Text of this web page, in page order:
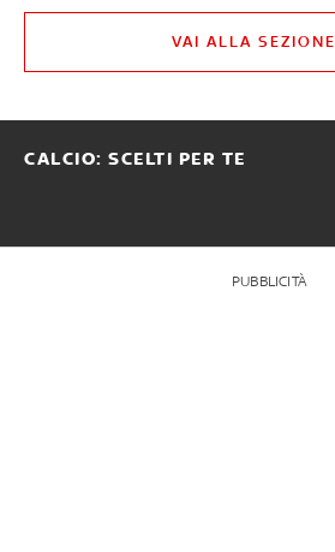
VAI ALLA SEZIONE
CALCIO: SCELTI PER TE
PUBBLICITÀ